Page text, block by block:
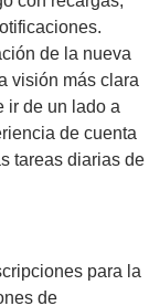
de la nueva
visión más clara
ir de un lado a
de cuenta
tareas diarias de
para la
de